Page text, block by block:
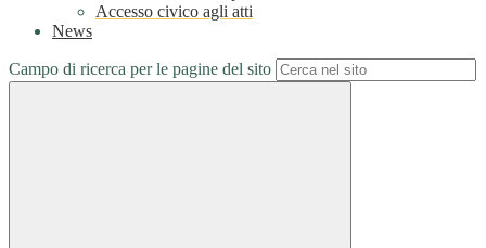
Accesso civico agli atti
News
Campo di ricerca per le pagine del sito